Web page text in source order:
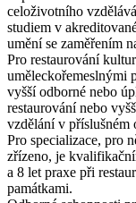
celoživotního
studiem v
umění se zaměřením
Pro restaurování
uměleckořemeslnými
vyšší odborné nebo
restaurování nebo
vzdělání v příslušném
Pro specializace, pro
zřízeno, je
a 8 let praxe při
památkami.